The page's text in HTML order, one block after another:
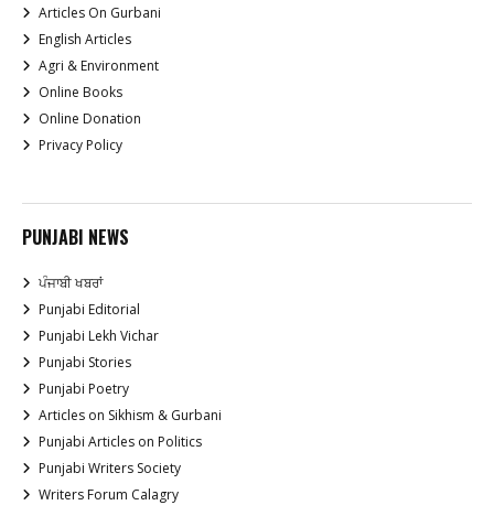
Articles On Gurbani
English Articles
Agri & Environment
Online Books
Online Donation
Privacy Policy
PUNJABI NEWS
ਪੰਜਾਬੀ ਖਬਰਾਂ
Punjabi Editorial
Punjabi Lekh Vichar
Punjabi Stories
Punjabi Poetry
Articles on Sikhism & Gurbani
Punjabi Articles on Politics
Punjabi Writers Society
Writers Forum Calagry